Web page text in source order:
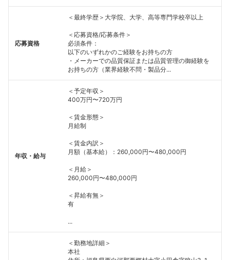
フォローしました
応募資格
＜最終学歴＞大学院、大学、高等専門学校卒以上
＜応募資格/応募条件＞
必須条件：
以下のいずれかのご経験をお持ちの方
・メーカーでの品質保証または品質管理の御経験を
お持ちの方（業界経験不問・製品分...
年収・給与
＜予定年収＞
400万円〜720万円
＜賃金形態＞
月給制
＜賃金内訳＞
月額（基本給）：260,000円〜480,000円
＜月給＞
260,000円〜480,000円
＜昇給有無＞
有
...
＜勤務地詳細＞
本社